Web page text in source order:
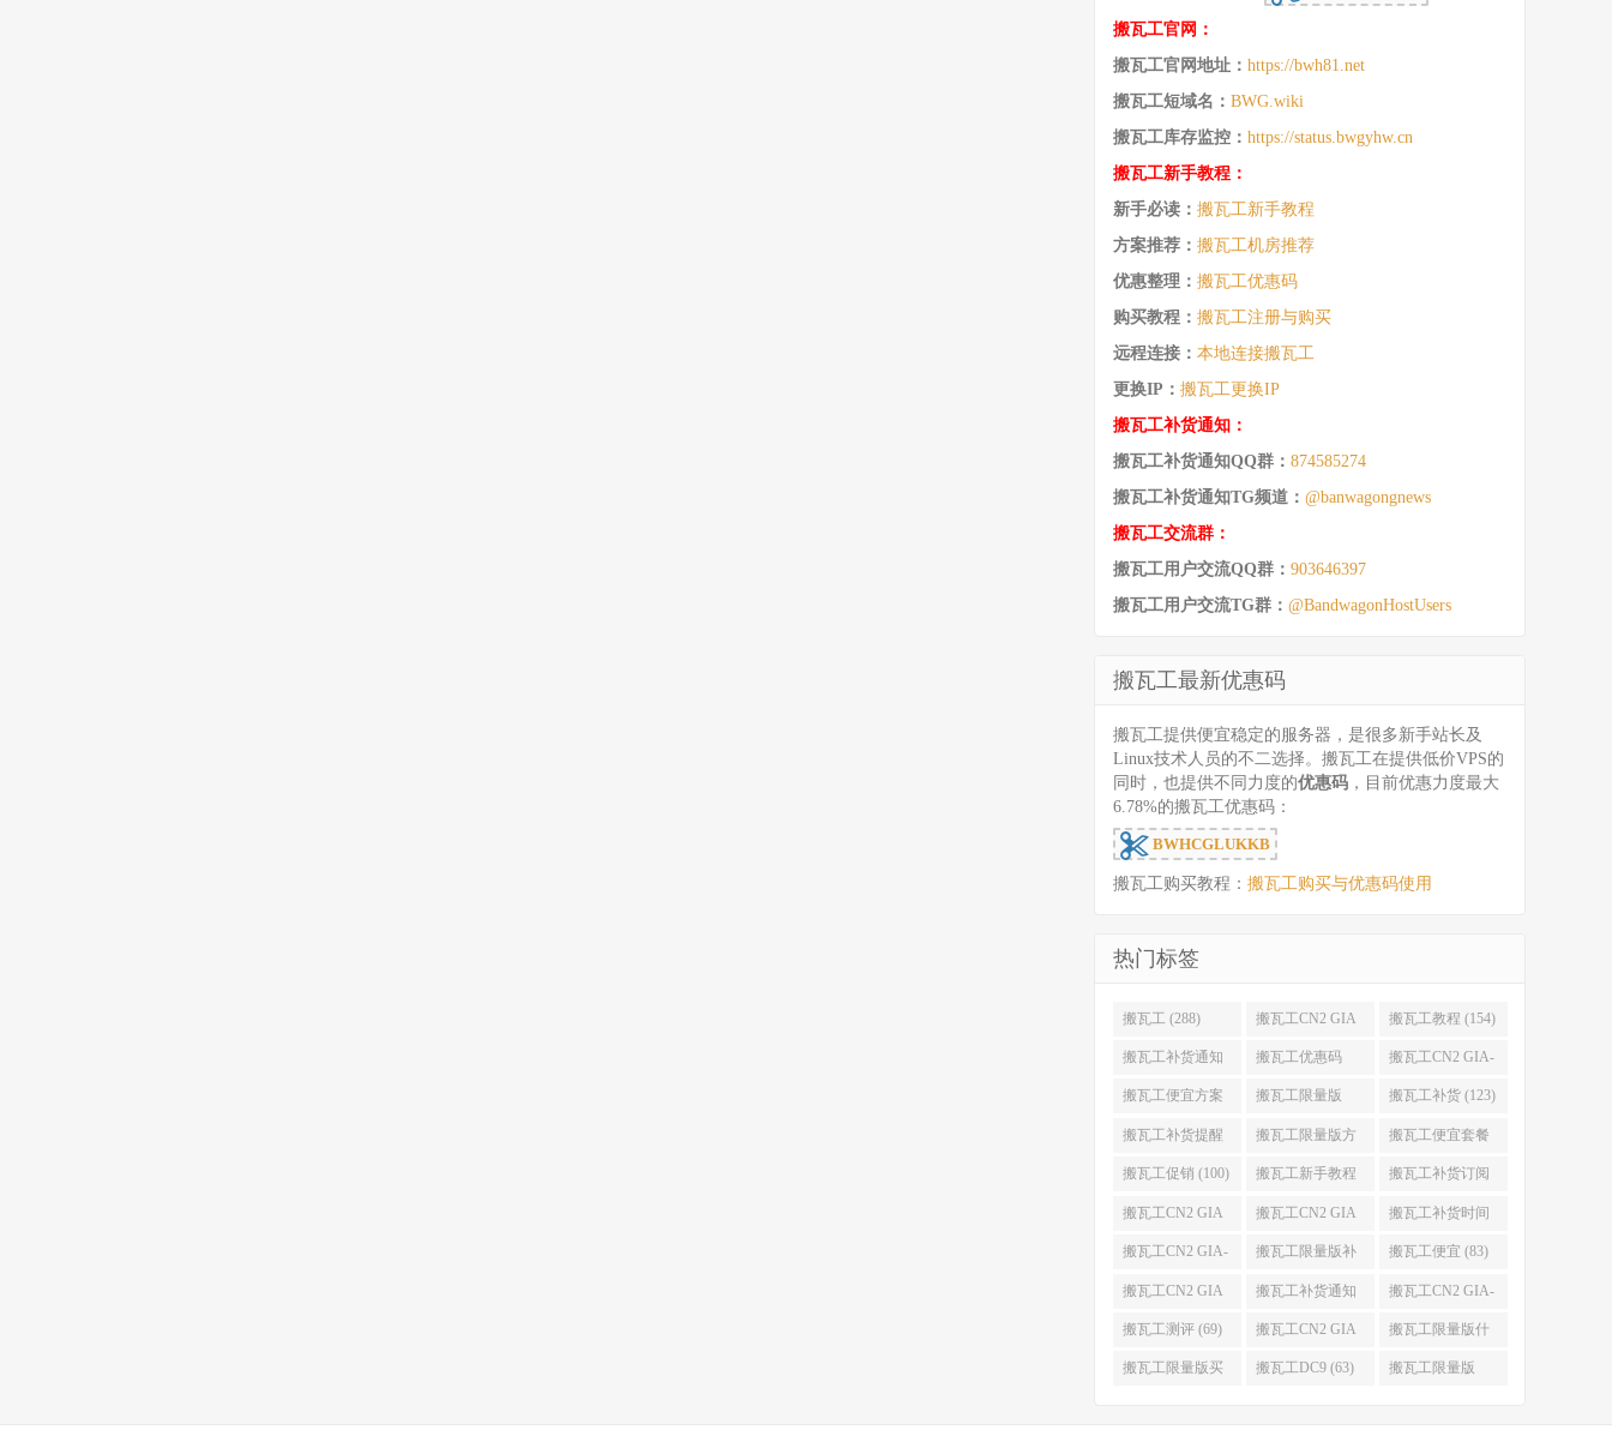
搬瓦工官网：
搬瓦工官网地址： https://bwh81.net
搬瓦工短域名： BWG.wiki
搬瓦工库存监控： https://status.bwgyhw.cn
搬瓦工新手教程：
新手必读： 搬瓦工新手教程
方案推荐： 搬瓦工机房推荐
优惠整理： 搬瓦工优惠码
购买教程： 搬瓦工注册与购买
远程连接： 本地连接搬瓦工
更换IP： 搬瓦工更换IP
搬瓦工补货通知：
搬瓦工补货通知QQ群： 874585274
搬瓦工补货通知TG频道： @banwagongnews
搬瓦工交流群：
搬瓦工用户交流QQ群： 903646397
搬瓦工用户交流TG群： @BandwagonHostUsers
搬瓦工最新优惠码
搬瓦工提供便宜稳定的服务器，是很多新手站长及
Linux技术人员的不二选择。搬瓦工在提供低价VPS的
同时，也提供不同力度的优惠码 ，目前优惠力度最大
6.78%的搬瓦工优惠码：
BWHCGLUKKB
搬瓦工购买教程： 搬瓦工购买与优惠码使用
热门标签
搬瓦工 (288) 搬瓦工CN2 GIA
(176)
搬瓦工教程 (154)
搬瓦工补货通知
(132)
搬瓦工优惠码
(131)
搬瓦工CN2 GIA-
E (130)
搬瓦工便宜方案
(128)
搬瓦工限量版
(126)
搬瓦工补货 (123)
搬瓦工补货提醒
(106)
搬瓦工限量版方
案 (106)
搬瓦工便宜套餐
(103)
搬瓦工促销 (100) 搬瓦工新手教程
(98)
搬瓦工补货订阅
(98)
搬瓦工CN2 GIA
便宜方案 (92)
搬瓦工CN2 GIA
限量版 (90)
搬瓦工补货时间
(89)
搬瓦工CN2 GIA-
E限量版 (84)
搬瓦工限量版补
货 (84)
搬瓦工便宜 (83)
搬瓦工CN2 GIA
优惠 (82)
搬瓦工补货通知
QQ群 (76)
搬瓦工CN2 GIA-
E便宜套餐 (76)
搬瓦工测评 (69) 搬瓦工CN2 GIA
限量版补货 (67)
搬瓦工限量版什
么时候补货 (67)
搬瓦工限量版买 搬瓦工DC9 (63) 搬瓦工限量版